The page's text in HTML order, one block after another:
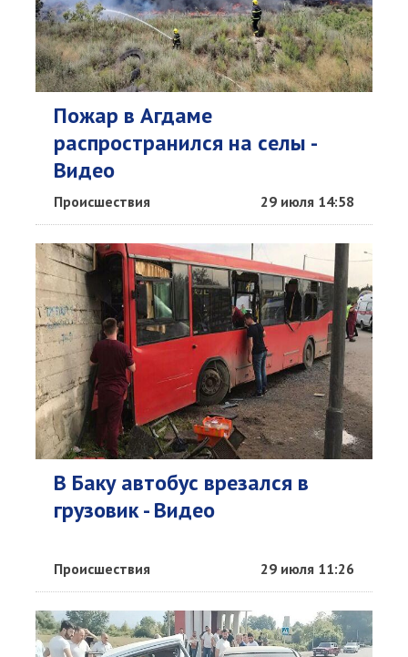
Пожар в Агдаме
распространился на селы -
Видео
Происшествия 29 июля 14:58
В Баку автобус врезался в
грузовик - Видео
Происшествия 29 июля 11:26